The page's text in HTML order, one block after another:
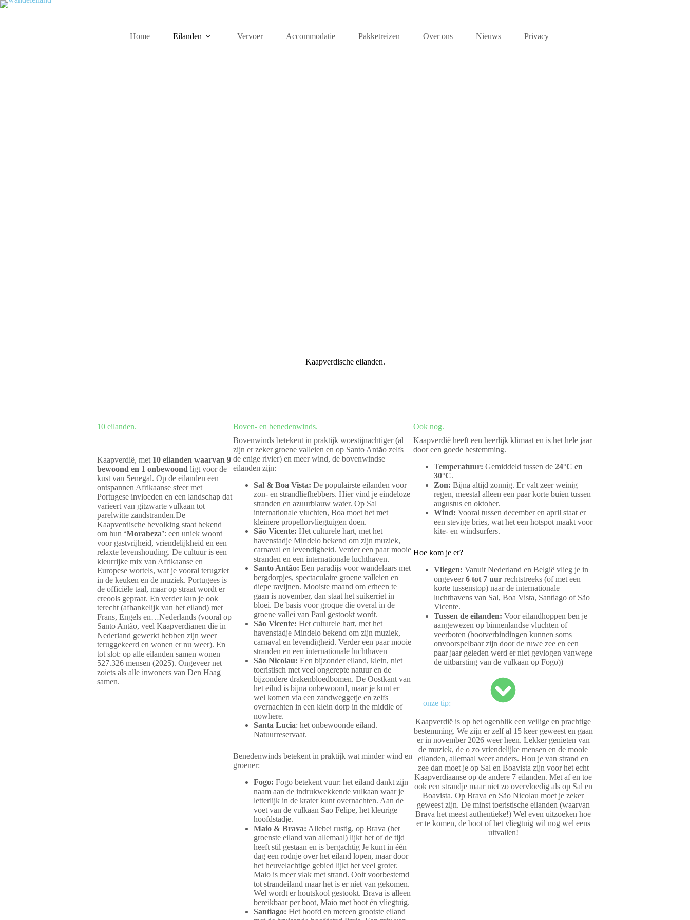
Home Eilanden Vervoer Accommodatie Pakketreizen Over ons Nieuws Privacy
Kaapverdische eilanden.
10 eilanden.
Kaapverdië, met 10 eilanden waarvan 9
bewoond en 1 onbewoond ligt voor de
kust van Senegal. Op de eilanden een
ontspannen Afrikaanse sfeer met
Portugese invloeden en een landschap dat
varieert van gitzwarte vulkaan tot
parelwitte zandstranden.De
Kaapverdische bevolking staat bekend
om hun ‘Morabeza’: een uniek woord
voor gastvrijheid, vriendelijkheid en een
relaxte levenshouding. De cultuur is een
kleurrijke mix van Afrikaanse en
Europese wortels, wat je vooral terugziet
in de keuken en de muziek. Portugees is
de officiële taal, maar op straat wordt er
creools gepraat. En verder kun je ook
terecht (afhankelijk van het eiland) met
Frans, Engels en…Nederlands (vooral op
Santo Antão, veel Kaapverdianen die in
Nederland gewerkt hebben zijn weer
teruggekeerd en wonen er nu weer). En
tot slot: op alle eilanden samen wonen
527.326 mensen (2025). Ongeveer net
zoiets als alle inwoners van Den Haag
samen.
Boven- en benedenwinds.
Bovenwinds betekent in praktijk woestijnachtiger (al
zijn er zeker groene valleien en op Santo Antão zelfs
de enige rivier) en meer wind, de bovenwindse
eilanden zijn:
Sal & Boa Vista: De populairste eilanden voor
zon- en strandliefhebbers. Hier vind je eindeloze
stranden en azuurblauw water. Op Sal
internationale vluchten, Boa moet het met
kleinere propellorvliegtuigen doen.
São Vicente: Het culturele hart, met het
havenstadje Mindelo bekend om zijn muziek,
carnaval en levendigheid. Verder een paar mooie
stranden en een internationale luchthaven.
Santo Antão: Een paradijs voor wandelaars met
bergdorpjes, spectaculaire groene valleien en
diepe ravijnen. Mooiste maand om erheen te
gaan is november, dan staat het suikerriet in
bloei. De basis voor groque die overal in de
groene vallei van Paul gestookt wordt.
São Vicente: Het culturele hart, met het
havenstadje Mindelo bekend om zijn muziek,
carnaval en levendigheid. Verder een paar mooie
stranden en een internationale luchthaven
São Nicolau: Een bijzonder eiland, klein, niet
toeristisch met veel ongerepte natuur en de
bijzondere drakenbloedbomen. De Oostkant van
het eilnd is bijna onbewoond, maar je kunt er
wel komen via een zandweggetje en zelfs
overnachten in een klein dorp in the middle of
nowhere.
Santa Lucia: het onbewoonde eiland.
Natuurreservaat.
Benedenwinds betekent in praktijk wat minder wind en
groener:
Fogo: Fogo betekent vuur: het eiland dankt zijn
naam aan de indrukwekkende vulkaan waar je
letterlijk in de krater kunt overnachten. Aan de
voet van de vulkaan Sao Felipe, het kleurige
hoofdstadje.
Maio & Brava: Allebei rustig, op Brava (het
groenste eiland van allemaal) lijkt het of de tijd
heeft stil gestaan en is bergachtig Je kunt in één
dag een rodnje over het eiland lopen, maar door
het heuvelachtige gebied lijkt het veel groter.
Maio is meer vlak met strand. Ooit voorbestemd
tot strandeiland maar het is er niet van gekomen.
Wel wordt er houtskool gestookt. Brava is alleen
bereikbaar per boot, Maio met boot én vliegtuig.
Santiago: Het hoofd en meteen grootste eiland
Ook nog.
Kaapverdië heeft een heerlijk klimaat en is het hele jaar
door een goede bestemming.
Temperatuur: Gemiddeld tussen de 24°C en
30°C.
Zon: Bijna altijd zonnig. Er valt zeer weinig
regen, meestal alleen een paar korte buien tussen
augustus en oktober.
Wind: Vooral tussen december en april staat er
een stevige bries, wat het een hotspot maakt voor
kite- en windsurfers.
Hoe kom je er?
Vliegen: Vanuit Nederland en België vlieg je in
ongeveer6 tot 7 uurrechtstreeks (of met een
korte tussenstop) naar de internationale
luchthavens van Sal, Boa Vista, Santiago of São
Vicente.
Tussen de eilanden: Voor eilandhoppen ben je
aangewezen op binnenlandse vluchten of
veerboten (bootverbindingen kunnen soms
onvoorspelbaar zijn door de ruwe zee en een
paar jaar geleden werd er niet gevlogen vanwege
de uitbarsting van de vulkaan op Fogo))
onze tip:
Kaapverdië is op het ogenblik een veilige en prachtige
bestemming. We zijn er zelf al 15 keer geweest en gaan
er in november 2026 weer heen. Lekker genieten van
de muziek, de o zo vriendelijke mensen en de mooie
eilanden, allemaal weer anders. Hou je van strand en
zee dan moet je op Sal en Boavista zijn voor het echt
Kaapverdiaanse op de andere 7 eilanden. Met af en toe
ook een strandje maar niet zo overvloedig als op Sal en
Boavista. Op Brava en São Nicolau moet je zeker
geweest zijn. De minst toeristische eilanden (waarvan
Brava het meest authentieke!) Wel even uitzoeken hoe
er te komen, de boot of het vliegtuig wil nog wel eens
uitvallen!